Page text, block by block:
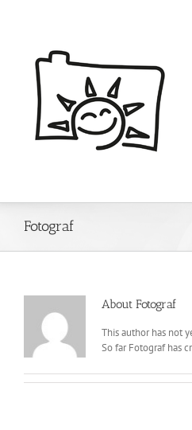
Fotograf
About Fotograf
This author has not
So far Fotograf has